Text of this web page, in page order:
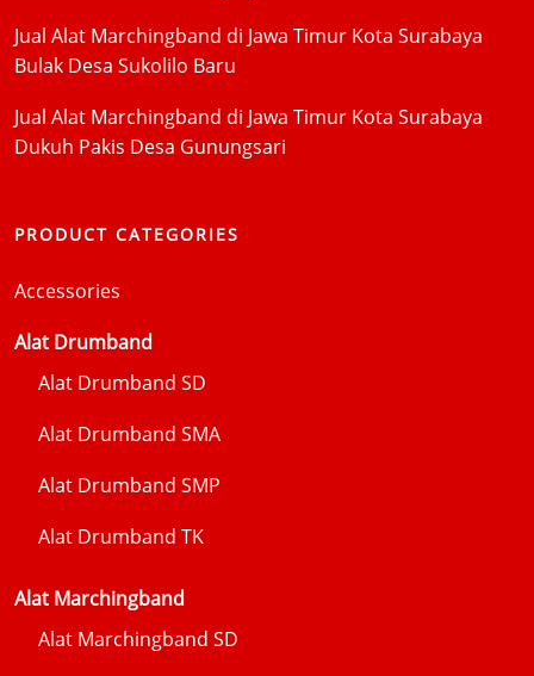
Jual Alat Marchingband di Jawa Timur Kota Surabaya
Bulak Desa Sukolilo Baru
Jual Alat Marchingband di Jawa Timur Kota Surabaya
Dukuh Pakis Desa Gunungsari
PRODUCT CATEGORIES
Accessories
Alat Drumband
Alat Drumband SD
Alat Drumband SMA
Alat Drumband SMP
Alat Drumband TK
Alat Marchingband
Alat Marchingband SD